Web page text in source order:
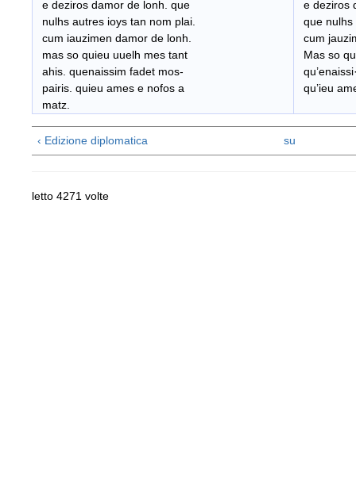
e deziros damor de lonh. que
nulhs autres ioys tan nom plai.
cum iauzimen damor de lonh.
mas so quieu uuelh mes tant
ahis. quenaissim fadet mos-
pairis. quieu ames e nofos a
matz.
e deziros
que nulhs
cum
Mas so
qu’ieu
‹ Edizione diplomatica su
letto 4271 volte